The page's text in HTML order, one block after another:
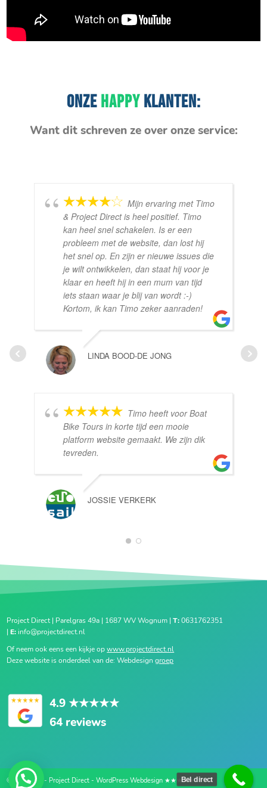
ONZEHAPPYKLANTEN:
Want dit schreven ze over onze service:
Mijn ervaring met Timo
& Project Direct is heel positief. Timo
kan heel snel schakelen. Is er een
probleem met de website, dan lost hij
het snel op. En zijn er nieuwe issues die
je wilt ontwikkelen, dan staat hij voor je
klaar en heeft hij in een mum van tijd
iets staan waar je blij van wordt :-)
Kortom, ik kan Timo zeker aanraden!
LINDA BOOD-DE JONG
Timo heeft voor Boat
Bike Tours in korte tijd een mooie
platform website gemaakt. We zijn dik
tevreden.
JOSSIE VERKERK
1 2
Project Direct | Parelgras 49a | 1687 WV Wognum |T:0631762351
| E: info@projectdirect.nl
Of neem ook eens een kijkje opwww.projectdirect.nl
Deze website is onderdeel van de: Webdesigngroep
4.9 ★★★★★
64 reviews
© Copyright - Project Direct - WordPress Webdesign ★★★★★Bel direct